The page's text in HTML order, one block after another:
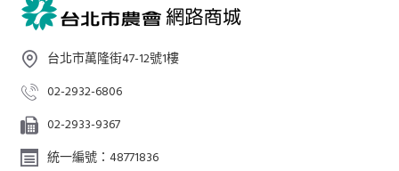
台北市萬隆街47-12號1樓
02-2932-6806
02-2933-9367
統一編號：48771836